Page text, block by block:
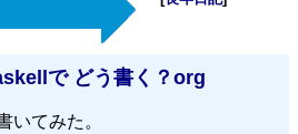
で どう書く？org
いてみた。